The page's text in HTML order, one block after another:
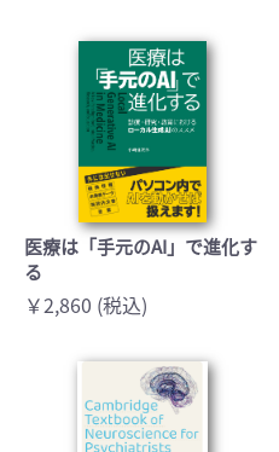
医療は「手元のAI」で進化す
る
￥2,860 (税込)